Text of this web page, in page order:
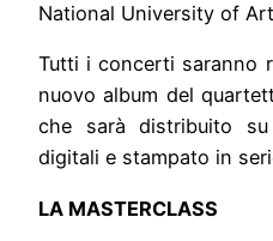
National University of
Tutti i concerti saranno
nuovo album del
che sarà distribuito
digitali e stampato in
LA MASTERCLASS